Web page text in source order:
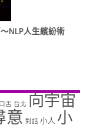
NLP人生繽紛術
口舌 台北 向宇宙
意 對話 小人 小